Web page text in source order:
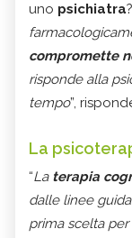
uno psichiatra
compromette
risponde alla
tempo”,
La
“La terapia
dalle linee
prima scelta